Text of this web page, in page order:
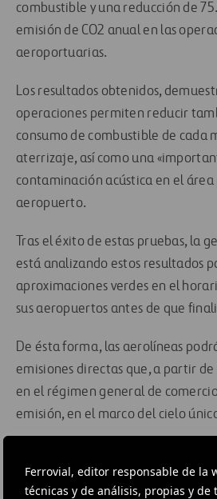
Ferrovial, editor responsable de la
técnicas y de análisis, propias y de
combustible y una reducción de
emisión de CO2 anual en las
aeroportuarias.
Los resultados obtenidos,
operaciones permiten reducir
consumo de combustible de cada
aterrizaje, así como una
contaminación acústica en el
aeropuerto.
Tras el éxito de estas pruebas, la
está analizando estos resultados
aproximaciones verdes en el
sus aeropuertos antes de que
De ésta forma, las aerolíneas
emisiones directas que, a partir
en el régimen general de
emisión, en el marco del cielo
Europa press